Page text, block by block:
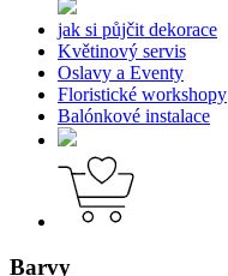
jak si půjčit dekorace
Květinový servis
Oslavy a Eventy
Floristické workshopy
Balónkové instalace
Barvy